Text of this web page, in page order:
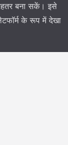
बना सकें। इसे
के रूप में देखा